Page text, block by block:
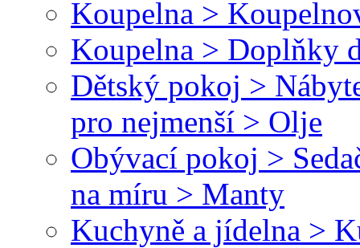
Koupelna >
Koupelna > Doplňky
Dětský pokoj >
pro nejmenší > Olje
Obývací pokoj >
na míru > Manty
Kuchyně a jídelna >